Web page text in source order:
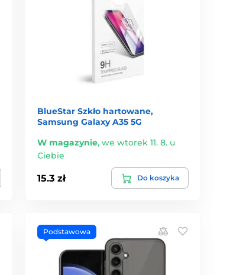
BlueStar Szkło hartowane,
Samsung Galaxy A35 5G
W magazynie,we wtorek 11. 8. u
Ciebie
15.3 zł Do koszyka
Podstawowa